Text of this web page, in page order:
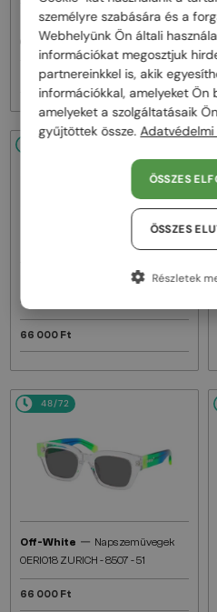
Off-White—Napszemüvegek
OERI017 NASSAU - 1107 - 51
76 000 Ft
Napszemüvegek
OERI018 ZURICH - 1007 - 51
66 000 Ft
48/72
Off-White — Napszemüvegek
OERI018 ZURICH - 8507 - 51
66 000 Ft
személyre szabására és a
Webhelyünk Ön általi
információkat megosztjuk
partnereinkkel is, akik
információkkal, amelyeket Ön
amelyeket a szolgáltatásaik
gyűjtöttek össze. Adatvédelmi
ÖSSZES
ÖSSZES
Részletek